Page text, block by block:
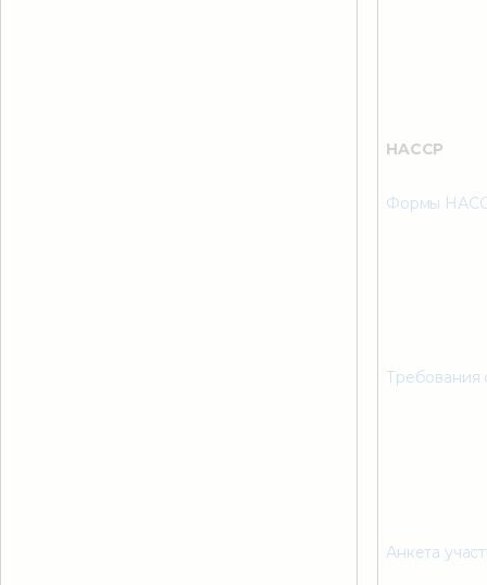
HACCP
Формы
Требования
Анкета